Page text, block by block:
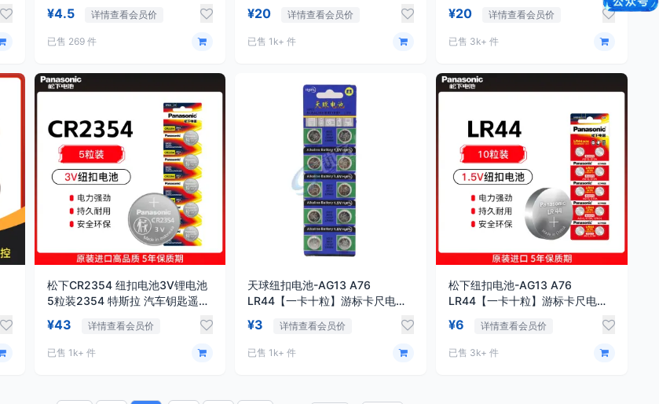
¥4.5 详情查看会员价
已售 269 件
¥20 详情查看会员价
已售 1k+ 件
¥20 详情查看会员价
已售 3k+ 件
松下CR2354 纽扣电池3V锂电池
5粒装2354 特斯拉 汽车钥匙遥控
¥43 详情查看会员价
已售 1k+ 件
天球纽扣电池-AG13 A76
LR44【一卡十粒】游标卡尺电池
357a SR44钮扣电子手表玩具遥
控器游标卡尺扣式碱性小电池圆形
¥3 详情查看会员价
已售 1k+ 件
松下纽扣电池-AG13 A76
LR44【一卡十粒】游标卡尺电池
L1154 A76 357a SR44钮扣电子
手表玩具遥控器游标卡尺扣式碱性
¥6 详情查看会员价
已售 3k+ 件